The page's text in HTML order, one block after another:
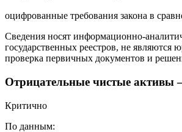
оцифрованные требования закона в
Сведения носят информационно-
государственных реестров, не
проверка первичных документов и
Отрицательные чистые активы
Критично
По данным: